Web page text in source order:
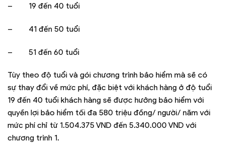
– 19 đến 40 tuổi
– 41 đến 50 tuổi
– 51 đến 60 tuổi
Tùy theo độ tuổi và gói chương trình bảo hiểm mà sẽ có
sự thay đổi về mức phí, đặc biệt với khách hàng ở độ tuổi
19 đến 40 tuổi khách hàng sẽ được hưởng bảo hiểm với
quyền lợi bảo hiểm tối đa 580 triệu đồng/ người/ năm với
mức phí chỉ từ 1.504.375 VND đến 5.340.000 VND với
chương trình 1.